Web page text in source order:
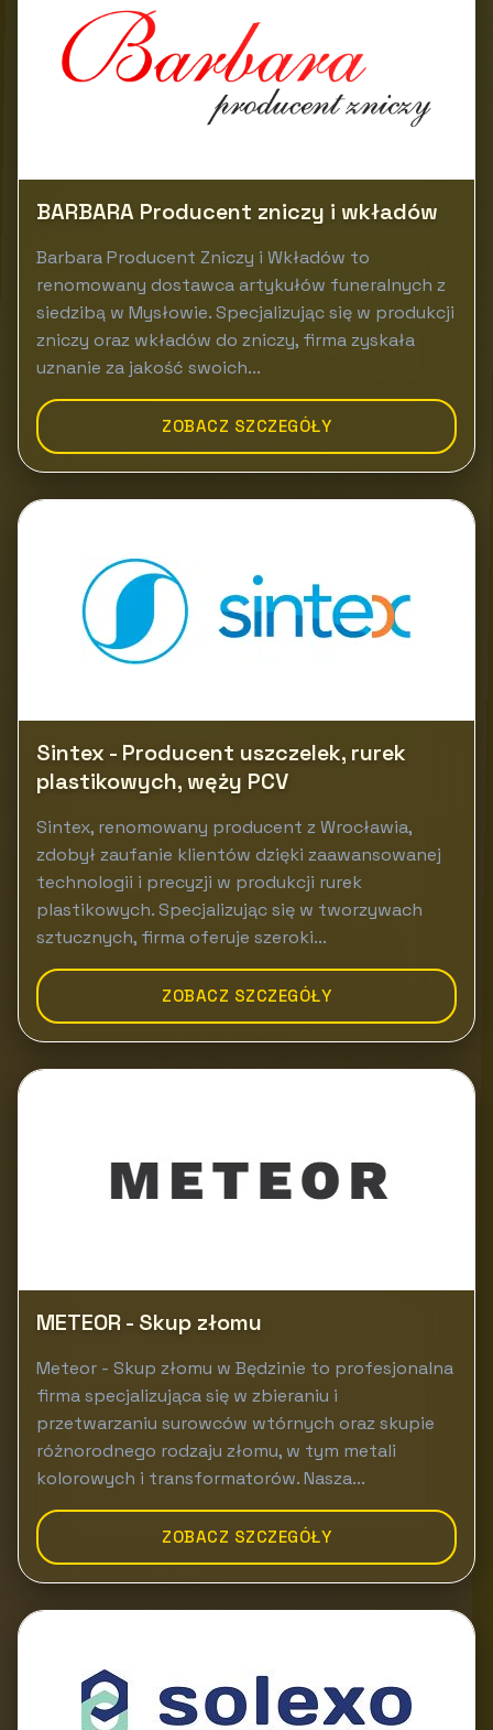
BARBARA Producent zniczy i wkładów
Barbara Producent Zniczy i Wkładów to
renomowany dostawca artykułów funeralnych z
siedzibą w Mysłowie. Specjalizując się w produkcji
zniczy oraz wkładów do zniczy, firma zyskała
uznanie za jakość swoich...
ZOBACZ SZCZEGÓŁY
Sintex - Producent uszczelek, rurek
plastikowych, węży PCV
Sintex, renomowany producent z Wrocławia,
zdobył zaufanie klientów dzięki zaawansowanej
technologii i precyzji w produkcji rurek
plastikowych. Specjalizując się w tworzywach
sztucznych, firma oferuje szeroki...
ZOBACZ SZCZEGÓŁY
METEOR - Skup złomu
Meteor - Skup złomu w Będzinie to profesjonalna
firma specjalizująca się w zbieraniu i
przetwarzaniu surowców wtórnych oraz skupie
różnorodnego rodzaju złomu, w tym metali
kolorowych i transformatorów. Nasza...
ZOBACZ SZCZEGÓŁY